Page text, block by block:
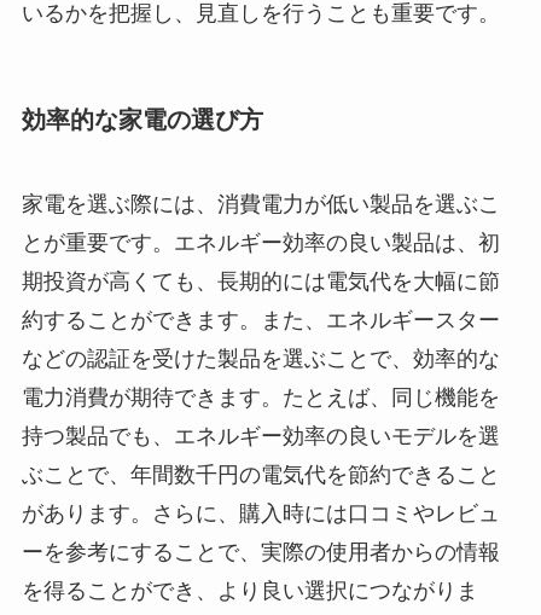
いるかを把握し、見直しを行うことも重要です。
効率的な家電の選び方
家電を選ぶ際には、消費電力が低い製品を選ぶこ
とが重要です。エネルギー効率の良い製品は、初
期投資が高くても、長期的には電気代を大幅に節
約することができます。また、エネルギースター
などの認証を受けた製品を選ぶことで、効率的な
電力消費が期待できます。たとえば、同じ機能を
持つ製品でも、エネルギー効率の良いモデルを選
ぶことで、年間数千円の電気代を節約できること
があります。さらに、購入時には口コミやレビュ
ーを参考にすることで、実際の使用者からの情報
を得ることができ、より良い選択につながりま